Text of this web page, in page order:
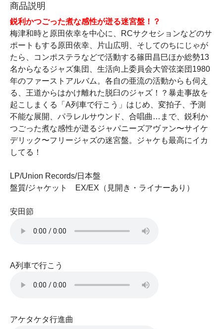
商品説明
鋭利かつごった煮な感性が迸る迷宮盤！？
梅津和時と原田依幸を中心に、RCサクセションなどのサ
ポートもする原田依幸、片山広明、そしてのちにじゃが
たら、コンポステラなどで活動する篠田昌巳ほか総勢13
名からなるジャズ集団、生活向上委員会大管弦楽団1980
年のファーストアルバム。各自の亜流の活動からも伺え
る、王道からはかけ離れた脱臼のジャズ！？暴走事故を
起こしまくる「A列車で行こう」はじめ、変拍子、予測
不能な展開、パラレルサウンド、合唱曲…まで、鋭利か
つごった煮な感性が迸るジャパニーズアヴァン〜サイケ
デリック〜フリージャズの迷宮盤。ジャケも最高にイカ
してる！
LP/Union Records/日本盤
盤質/ジャケット EX/EX（見開き・ライナーあり）
安田節
A列車で行こう
アケタケタ行進曲